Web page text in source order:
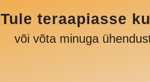
Tule teraapiasse
või võta minuga